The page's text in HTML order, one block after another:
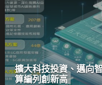
擴大科技投資、邁向
算編列創新高